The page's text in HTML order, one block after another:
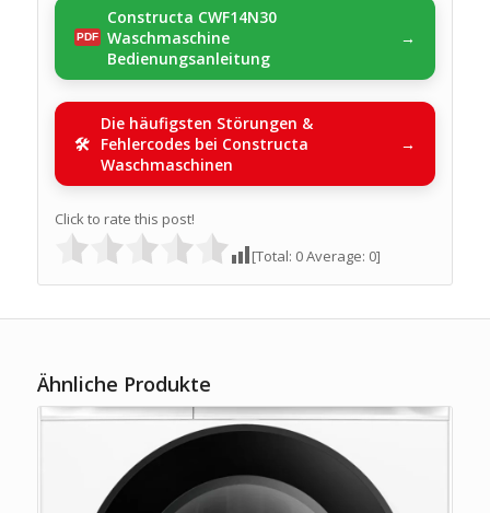
Constructa CWF14N30
Waschmaschine
Bedienungsanleitung
Die häufigsten Störungen &
Fehlercodes bei Constructa
Waschmaschinen
Click to rate this post!
[Total: 0Average: 0]
Ähnliche Produkte